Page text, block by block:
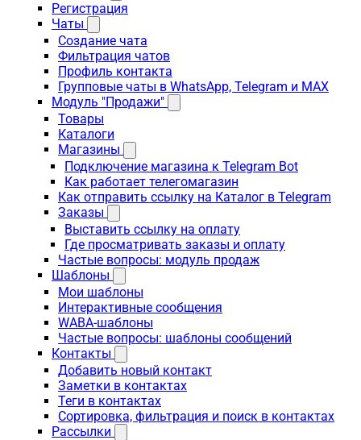
Регистрация
Чаты
Создание чата
Фильтрация чатов
Профиль контакта
Групповые чаты в WhatsApp, Telegram и MAX
Модуль "Продажи"
Товары
Каталоги
Магазины
Подключение магазина к Telegram Bot
Как работает телегомагазин
Как отправить ссылку на Каталог в Telegram
Заказы
Выставить ссылку на оплату
Где просматривать заказы и оплату
Частые вопросы: модуль продаж
Шаблоны
Мои шаблоны
Интерактивные сообщения
WABA-шаблоны
Частые вопросы: шаблоны сообщений
Контакты
Добавить новый контакт
Заметки в контактах
Теги в контактах
Сортировка, фильтрация и поиск в контактах
Рассылки